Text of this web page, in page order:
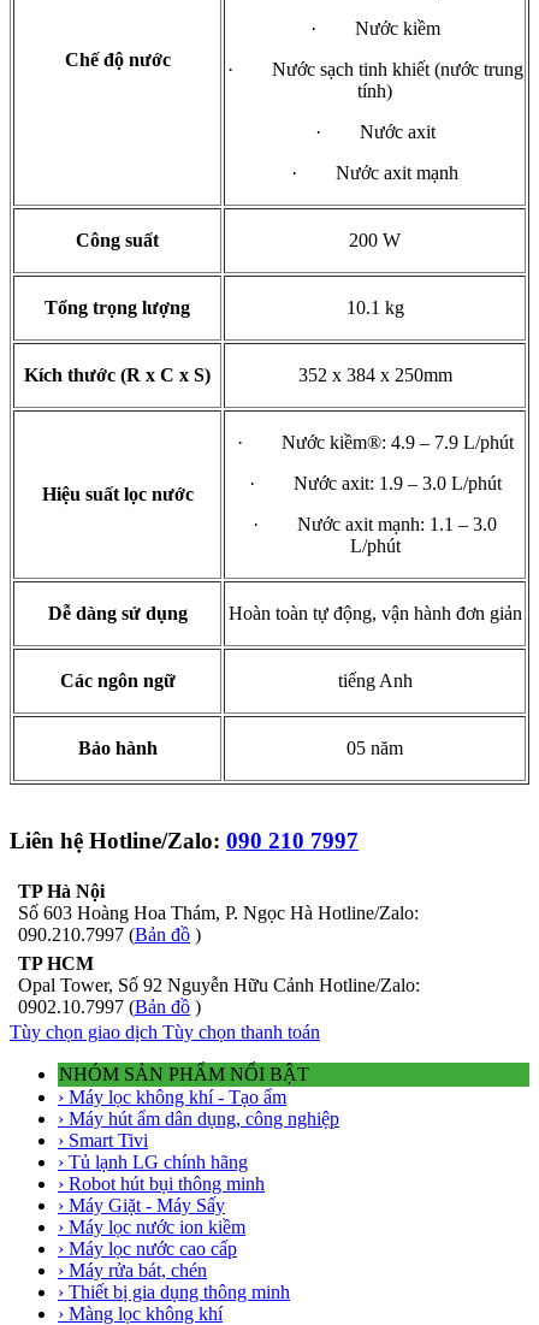
Chế độ nước
· Nước kiềm
· Nước sạch tinh khiết (nước trung
tính)
· Nước axit
· Nước axit mạnh
Công suất 200 W
Tổng trọng lượng 10.1 kg
Kích thước (R x C x S) 352 x 384 x 250mm
Hiệu suất lọc nước
· Nước kiềm®: 4.9 – 7.9 L/phút
· Nước axit: 1.9 – 3.0 L/phút
· Nước axit mạnh: 1.1 – 3.0
L/phút
Dễ dàng sử dụng Hoàn toàn tự động, vận hành đơn giản
Các ngôn ngữ tiếng Anh
Bảo hành 05 năm
Liên hệ Hotline/Zalo: 090 210 7997
TP Hà Nội
Số 603 Hoàng Hoa Thám, P. Ngọc Hà Hotline/Zalo:
090.210.7997 (Bản đồ )
TP HCM
Opal Tower, Số 92 Nguyễn Hữu Cảnh Hotline/Zalo:
0902.10.7997 (Bản đồ )
Tùy chọn giao dịch Tùy chọn thanh toán
NHÓM SẢN PHẨM NỔI BẬT
› Máy lọc không khí - Tạo ẩm
› Máy hút ẩm dân dụng, công nghiệp
› Smart Tivi
› Tủ lạnh LG chính hãng
› Robot hút bụi thông minh
› Máy Giặt - Máy Sấy
› Máy lọc nước ion kiềm
› Máy lọc nước cao cấp
› Máy rửa bát, chén
› Thiết bị gia dụng thông minh
› Màng lọc không khí